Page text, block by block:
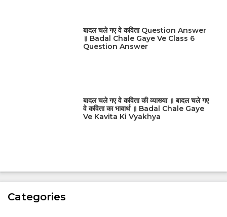
बादल चले गए वे कविता Question Answer
॥ Badal Chale Gaye Ve Class 6
Question Answer
बादल चले गए वे कविता की व्याख्या ॥ बादल चले गए
वे कविता का भावार्थ ॥ Badal Chale Gaye
Ve Kavita Ki Vyakhya
Categories